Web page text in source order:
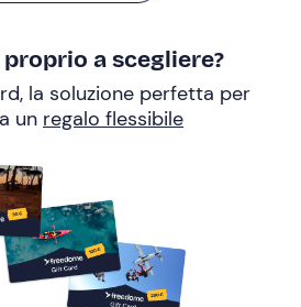
a scegliere?
la soluzione perfetta per
un regalo flessibile